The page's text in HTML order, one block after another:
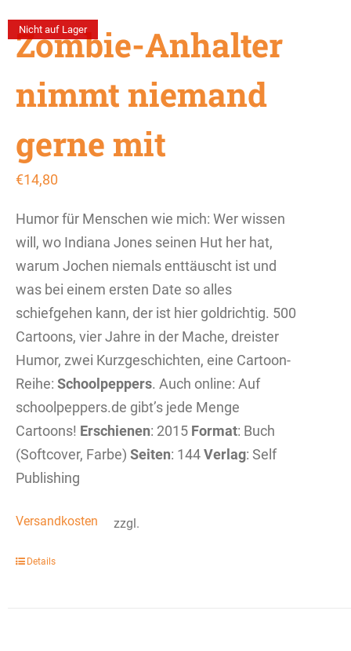
Nicht auf Lager
Zombie-Anhalter
nimmt niemand
gerne mit
€14,80
Humor für Menschen wie mich: Wer wissen
will, wo Indiana Jones seinen Hut her hat,
warum Jochen niemals enttäuscht ist und
was bei einem ersten Date so alles
schiefgehen kann, der ist hier goldrichtig. 500
Cartoons, vier Jahre in der Mache, dreister
Humor, zwei Kurzgeschichten, eine Cartoon-
Reihe: Schoolpeppers. Auch online: Auf
schoolpeppers.de gibt’s jede Menge
Cartoons! Erschienen: 2015 Format: Buch
(Softcover, Farbe) Seiten: 144Verlag: Self
Publishing
zzgl.
Versandkosten
Details